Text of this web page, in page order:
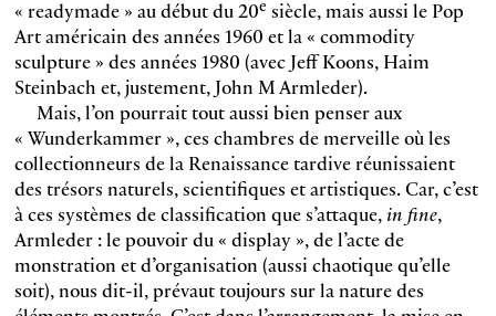
« readymade » au début du 20e siècle, mais aussi le Pop
Art américain des années 1960 et la « commodity
sculpture » des années 1980 (avec Jeff Koons, Haim
Steinbach et, justement, John M Armleder).
Mais, l’on pourrait tout aussi bien penser aux
« Wunderkammer », ces chambres de merveille où les
collectionneurs de la Renaissance tardive réunissaient
des trésors naturels, scientifiques et artistiques. Car, c’est
à ces systèmes de classification que s’attaque,in fine,
Armleder : le pouvoir du « display », de l’acte de
monstration et d’organisation (aussi chaotique qu’elle
soit), nous dit-il, prévaut toujours sur la nature des